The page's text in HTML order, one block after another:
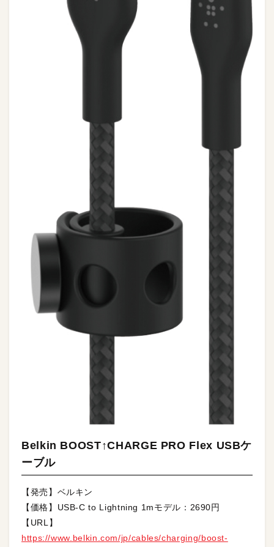
Belkin BOOST↑CHARGE PRO Flex USBケ
ーブル
【発売】ベルキン
【価格】USB-C to Lightning 1mモデル：2690円
【URL】
https://www.belkin.com/jp/cables/charging/boost-